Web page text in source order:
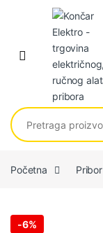
Skip to navigation
Skip to content
Pretraga za:
Početna Pribor
-6%